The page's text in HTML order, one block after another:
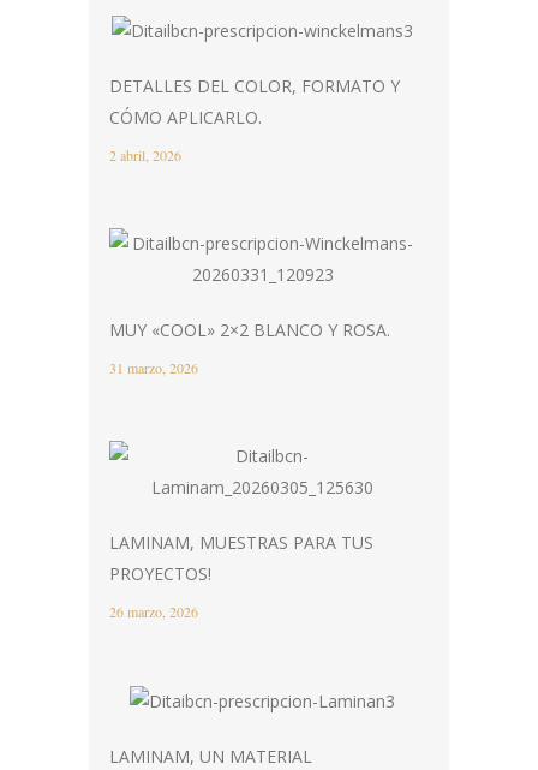
DETALLES DEL COLOR, FORMATO Y
CÓMO APLICARLO.
2 abril, 2026
MUY «COOL» 2×2 BLANCO Y ROSA.
31 marzo, 2026
LAMINAM, MUESTRAS PARA TUS
PROYECTOS!
26 marzo, 2026
LAMINAM, UN MATERIAL